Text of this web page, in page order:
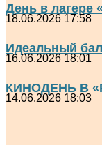
День в лагере
18.06.2026 17:58
Идеальный
16.06.2026 18:01
КИНОДЕНЬ В
14.06.2026 18:03